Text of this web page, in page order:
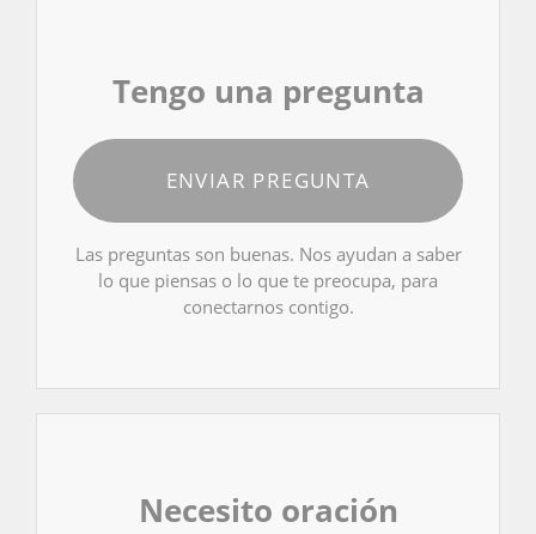
Tengo una pregunta
ENVIAR PREGUNTA
Las preguntas son buenas. Nos ayudan a saber
lo que piensas o lo que te preocupa, para
conectarnos contigo.
Necesito oración